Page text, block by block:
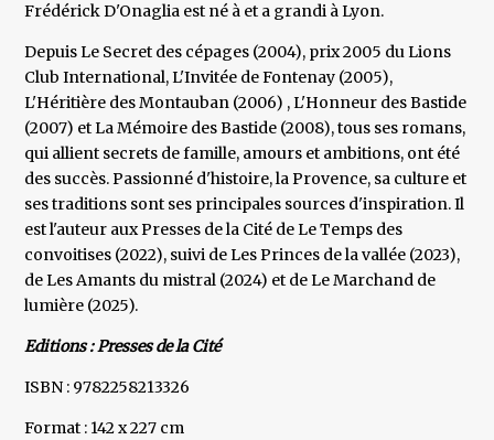
Frédérick D'Onaglia est né à et a grandi à Lyon.
Depuis Le Secret des cépages (2004), prix 2005 du Lions
Club International, L'Invitée de Fontenay (2005),
L'Héritière des Montauban (2006) , L'Honneur des Bastide
(2007) et La Mémoire des Bastide (2008), tous ses romans,
qui allient secrets de famille, amours et ambitions, ont été
des succès. Passionné d'histoire, la Provence, sa culture et
ses traditions sont ses principales sources d'inspiration. Il
est l'auteur aux Presses de la Cité de Le Temps des
convoitises (2022), suivi de Les Princes de la vallée (2023),
de Les Amants du mistral (2024) et de Le Marchand de
lumière (2025).
Editions : Presses de la Cité
ISBN : 9782258213326
Format : 142 x 227 cm